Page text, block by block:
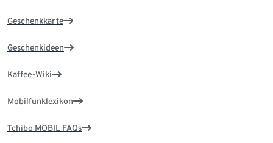
Geschenkkarte
Geschenkideen
Kaffee-Wiki
Mobilfunklexikon
Tchibo MOBIL FAQs